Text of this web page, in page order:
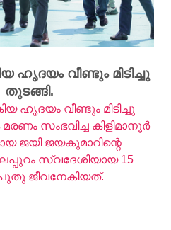
വീണ്ടും മിടിച്ചു
തുടങ്ങി.
ഹൃദയം വീണ്ടും മിടിച്ചു
സംഭവിച്ച കിളിമാനൂര്‍
ജയി ജയകുമാറിന്റെ
സ്വദേശിയായ 15
പുതു ജീവനേകിയത്.